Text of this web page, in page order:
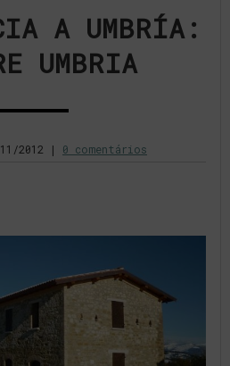
A UMBRÍA:
UMBRIA
2012 | 0 comentários